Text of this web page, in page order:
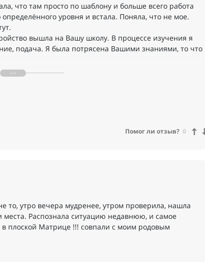
что там просто по шаблону и больше всего работа
уровня и встала. Поняла, что не мое.
вышла на Вашу школу. В процессе изучения я
подача. Я была потрясена Вашими знаниями, то что
столько возможностей и подсказок другим! И я
том числе мне, исследователю и теперь уже
Помог ли отзыв? 0
то, утро вечера мудренее, утром проверила, нашла
места. Распознала ситуацию недавнюю, и самое
в плоской Матрице !!! совпали с моим родовым